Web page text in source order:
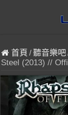
首頁 /聽音樂吧
Steel (2013) //